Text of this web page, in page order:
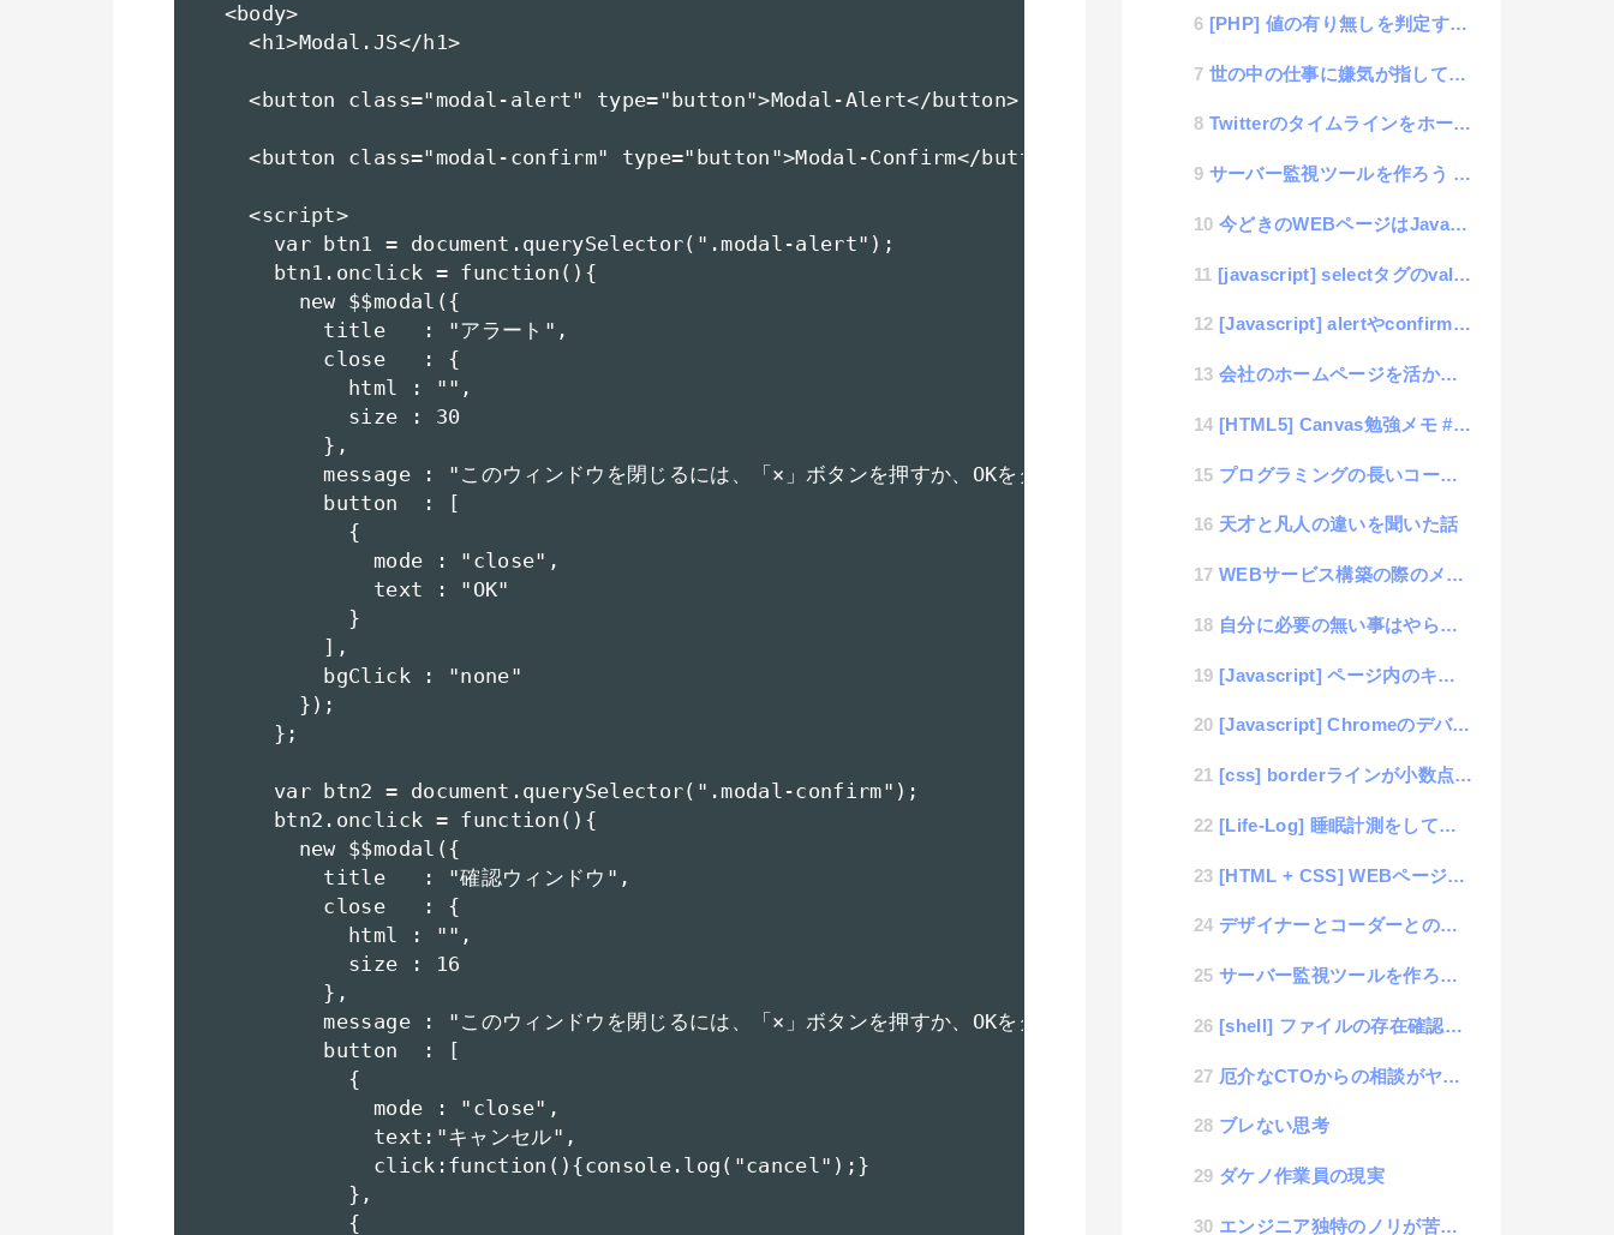
  <body>
    <h1>Modal.JS</h1>
    <button class="modal-alert" type="button">Modal-Alert</button>
    <button class="modal-confirm" type="button">Modal-Confirm</button>
    <script>
      var btn1 = document.querySelector(".modal-alert");
      btn1.onclick = function(){
        new $$modal({
          title   : "アラート",
          close   : {
            html : "",
            size : 30
          },
          message : "このウィンドウを閉じるには、「×」ボタンを押すか、OKをクリックしてください。",
          button  : [
            {
              mode : "close",
              text : "OK"
            }
          ],
          bgClick : "none"
        });
      };
      var btn2 = document.querySelector(".modal-confirm");
      btn2.onclick = function(){
        new $$modal({
          title   : "確認ウィンドウ",
          close   : {
            html : "",
            size : 16
          },
          message : "このウィンドウを閉じるには、「×」ボタンを押すか、OKをクリックしてください。",
          button  : [
            {
              mode : "close",
              text:"キャンセル",
              click:function(){console.log("cancel");}
            },
            {
[PHP] 値の有り無しを判定するのは、emptyとnotとどっちがいいのか？
世の中の仕事に嫌気が指しているヤツが考えるといい話
Twitterのタイムラインをホームページに表示させるのは超簡単
サーバー監視ツールを作ろう – 10日目「対話式コマンド対策」
今どきのWEBページはJavascriptが動かないと利用できないという仕様で大丈夫なのか？
[javascript] selectタグのvalue値ではなく、ラベルの値を取得したい場合
[Javascript] alertやconfirmを見栄え良くデザインできる「Modal-JS」ラ...
会社のホームページを活かす方法
[HTML5] Canvas勉強メモ #4「画像ファイルを描画」
プログラミングの長いコードを書く技術について考える
天才と凡人の違いを聞いた話
WEBサービス構築の際のメール送信サーバー設定とスパムメールにならない対応方法
自分に必要の無い事はやらない方が良いという考え方
[Javascript] ページ内のキーワードをハイライトさせる「HighLight.js」ライブラリ
[Javascript] Chromeのデバッグコンソールでの画面に存在しないエレメントでのエラーに要注意
[css] borderラインが小数点指定だと表示されない場合がある件
[Life-Log] 睡眠計測をして熟睡度を認識する
[HTML + CSS] WEBページ構成テンプレート「フッタを画面下付きにする方法」
デザイナーとコーダーとの交わらない思考感
サーバー監視ツールを作ろう – 9日目「IPアドレス監視」
[shell] ファイルの存在確認の簡単スニペット
厄介なCTOからの相談がヤバイ件
ブレない思考
ダケノ作業員の現実
エンジニア独特のノリが苦手なんです